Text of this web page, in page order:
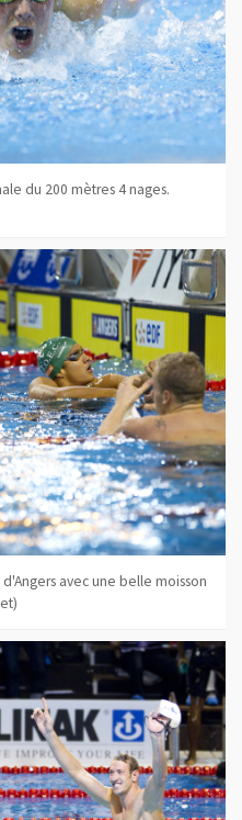
du 200 mètres 4 nages.
avec une belle moisson